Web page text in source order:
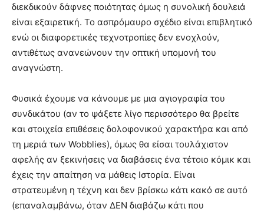
διεκδικούν δάφνες ποιότητας όμως η συνολική δουλειά
είναι εξαιρετική. Το ασπρόμαυρο σχέδιο είναι επιβλητικό
ενώ οι διαφορετικές τεχνοτροπίες δεν ενοχλούν,
αντιθέτως ανανεώνουν την οπτική υπομονή του
αναγνώστη.
Φυσικά έχουμε να κάνουμε με μια αγιογραφία του
συνδικάτου (αν το ψάξετε λίγο περισσότερο θα βρείτε
και στοιχεία επιθέσεις δολοφονικού χαρακτήρα και από
τη μεριά των Wobblies), όμως θα είσαι τουλάχιστον
αφελής αν ξεκινήσεις να διαβάσεις ένα τέτοιο κόμικ και
έχεις την απαίτηση να μάθεις Ιστορία. Είναι
στρατευμένη η τέχνη και δεν βρίσκω κάτι κακό σε αυτό
(επαναλαμβάνω, όταν ΔΕΝ διαβάζω κάτι που